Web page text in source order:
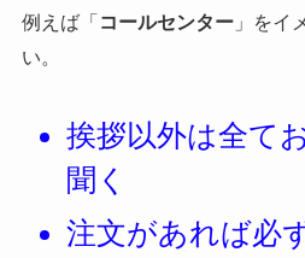
例えば「コールセンター」をイ
い。
挨拶以外は全て
聞く
注文があれば必